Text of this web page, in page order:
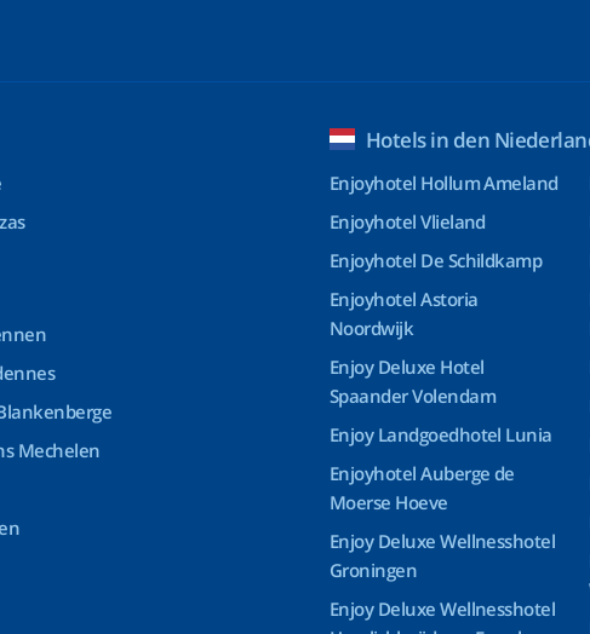
Mechelen
Hotels in den
Enjoyhotel Hollum Ameland
Enjoyhotel Vlieland
Enjoyhotel De Schildkamp
Enjoyhotel Astoria
Noordwijk
Enjoy Deluxe Hotel
Spaander Volendam
Enjoy Landgoedhotel Lunia
Enjoyhotel Auberge de
Moerse Hoeve
Enjoy Deluxe Wellnesshotel
Groningen
Enjoy Deluxe Wellnesshotel